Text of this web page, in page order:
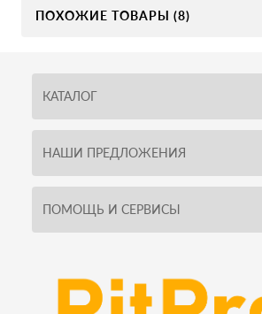
ПОХОЖИЕ ТОВАРЫ (8)
КАТАЛОГ
НАШИ ПРЕДЛОЖЕНИЯ
ПОМОЩЬ И СЕРВИСЫ